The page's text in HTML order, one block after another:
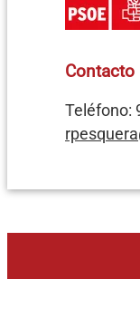
Contacto
Teléfono: